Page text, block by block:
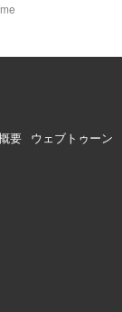
要 ウェブトゥーン